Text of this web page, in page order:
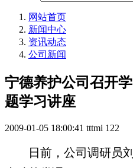
网站首页
新闻中心
资讯动态
公司新闻
宁德养护公司召开
题学习讲座
2009-01-05 18:00:41 tttmi 122
日前，公司调研员